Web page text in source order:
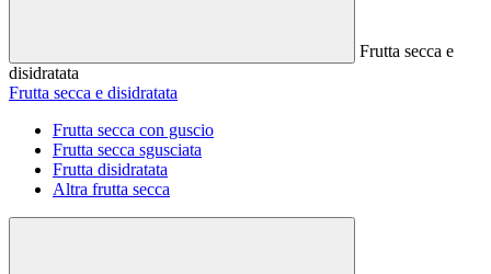
Frutta secca e
disidratata
Frutta secca e disidratata
Frutta secca con guscio
Frutta secca sgusciata
Frutta disidratata
Altra frutta secca